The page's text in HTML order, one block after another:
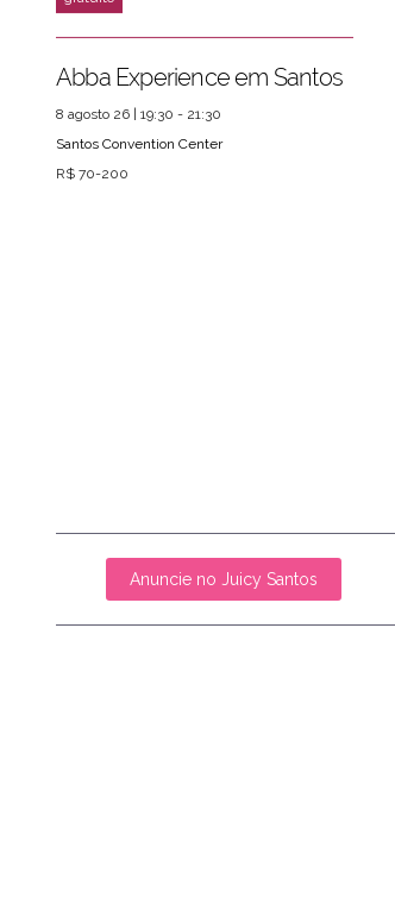
Abba Experience em Santos
8 agosto 26 | 19:30 - 21:30
Santos Convention Center
R$ 70-200
Anuncie no Juicy Santos